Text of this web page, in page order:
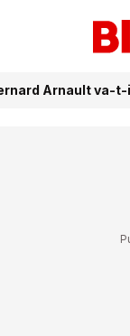
Arnault va-